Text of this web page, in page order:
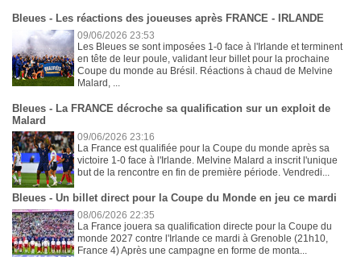
Bleues - Les réactions des joueuses après FRANCE - IRLANDE
09/06/2026 23:53
Les Bleues se sont imposées 1-0 face à l'Irlande et terminent
en tête de leur poule, validant leur billet pour la prochaine
Coupe du monde au Brésil. Réactions à chaud de Melvine
Malard, ...
Bleues - La FRANCE décroche sa qualification sur un exploit de
Malard
09/06/2026 23:16
La France est qualifiée pour la Coupe du monde après sa
victoire 1-0 face à l'Irlande. Melvine Malard a inscrit l'unique
but de la rencontre en fin de première période. Vendredi...
Bleues - Un billet direct pour la Coupe du Monde en jeu ce mardi
08/06/2026 22:35
La France jouera sa qualification directe pour la Coupe du
monde 2027 contre l'Irlande ce mardi à Grenoble (21h10,
France 4) Après une campagne en forme de monta...